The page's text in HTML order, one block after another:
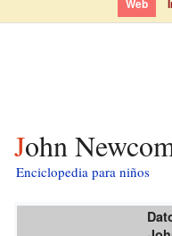
Web
John
Enciclopedia para niños